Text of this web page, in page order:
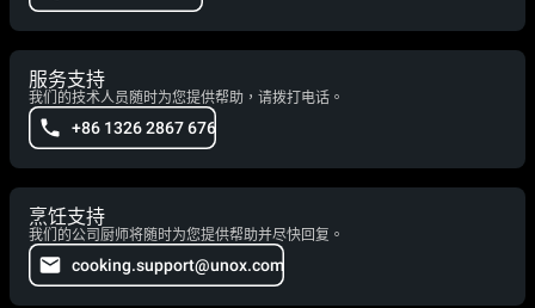
服务支持
我们的技术人员随时为您提供帮助，请拨打电话。
+86 1326 2867 676
烹饪支持
我们的公司厨师将随时为您提供帮助并尽快回复。
cooking.support@unox.com